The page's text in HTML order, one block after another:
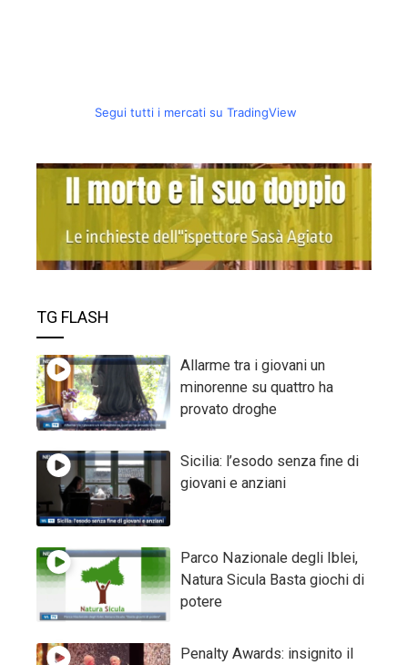
Segui tutti i mercati su TradingView
TG FLASH
Allarme tra i giovani un
minorenne su quattro ha
provato droghe
Sicilia: l’esodo senza fine di
giovani e anziani
Parco Nazionale degli Iblei,
Natura Sicula Basta giochi di
potere
Penalty Awards: insignito il